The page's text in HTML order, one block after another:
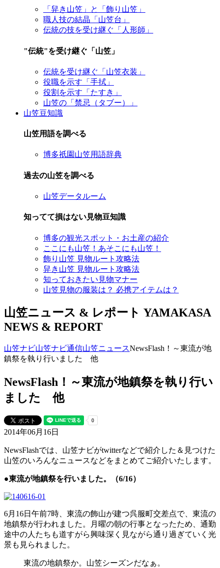
「舁き山笠」と「飾り山笠」
職人技の結晶「山笠台」
伝統の技を受け継ぐ「人形師」
"伝統"を受け継ぐ「山笠」
伝統を受け継ぐ「山笠衣装」
役職を示す「手拭」
役割を示す「たすき」
山笠の「禁忌（タブー）」
山笠豆知識
山笠用語を調べる
博多祇園山笠用語辞典
過去の山笠を調べる
山笠データルーム
知ってて損はない見物豆知識
博多の観光スポット・お土産の紹介
ここにも山笠！あそこにも山笠！
飾り山笠 見物ルート攻略法
舁き山笠 見物ルート攻略法
知っておきたい見物マナー
山笠見物の服装は？ 必携アイテムは？
山笠ニュース & レポート YAMAKASA
NEWS & REPORT
山笠ナビ山笠ナビ通信山笠ニュースNewsFlash！～東流が地
鎮祭を執り行いました 他
NewsFlash！～東流が地鎮祭を執り行い
ました 他
2014年06月16日
NewsFlashでは、山笠ナビがtwitterなどで紹介した＆見つけた
山笠のいろんなニュースなどをまとめてご紹介いたします。
●東流が地鎮祭を行いました。（6/16）
6月16日午前7時、東流の飾山が建つ呉服町交差点で、東流の
地鎮祭が行われました。月曜の朝の行事となったため、通勤
途中の人たちも道すがら興味深く見ながら通り過ぎていく光
景も見られました。
東流の地鎮祭か。山笠シーズンだなぁ。